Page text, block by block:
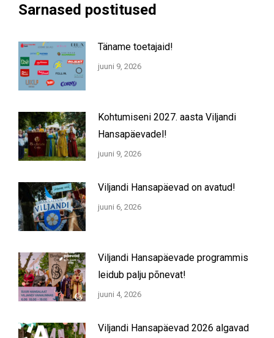
Sarnased postitused
Täname toetajaid!
juuni 9, 2026
Kohtumiseni 2027. aasta Viljandi
Hansapäevadel!
juuni 9, 2026
Viljandi Hansapäevad on avatud!
juuni 6, 2026
Viljandi Hansapäevade programmis
leidub palju põnevat!
juuni 4, 2026
Viljandi Hansapäevad 2026 algavad